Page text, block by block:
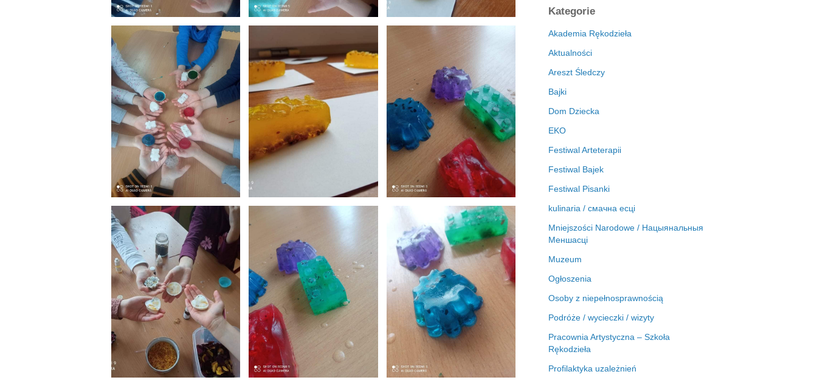
h
i
a
Kategorie
Akademia Rękodzieła
Aktualności
Areszt Śledczy
Bajki
Dom Dziecka
EKO
Festiwal Arteterapii
Festiwal Bajek
Festiwal Pisanki
kulinaria / смачна есці
Mniejszości Narodowe / Нацыянальныя
Меншасці
Muzeum
Ogłoszenia
Osoby z niepełnosprawnością
Podróże / wycieczki / wizyty
Pracownia Artystyczna – Szkoła
Rękodzieła
Profilaktyka uzależnień